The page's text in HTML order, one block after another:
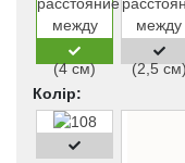
Колір: